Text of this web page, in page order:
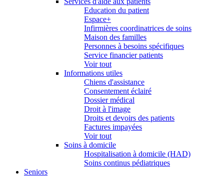
Education du patient
Espace+
Infirmières coordinatrices de soins
Maison des familles
Personnes à besoins spécifiques
Service financier patients
Voir tout
Informations utiles
Chiens d'assistance
Consentement éclairé
Dossier médical
Droit à l'image
Droits et devoirs des patients
Factures impayées
Voir tout
Soins à domicile
Hospitalisation à domicile (HAD)
Soins continus pédiatriques
Seniors